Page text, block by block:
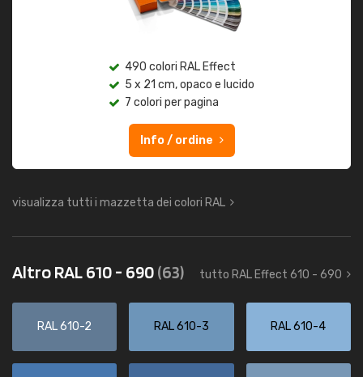
490 colori RAL Effect
5 x 21 cm, opaco e lucido
7 colori per pagina
Info / ordine
visualizza tutti i mazzetta dei colori RAL
Altro RAL 610 - 690(63) tutto RAL Effect 610 - 690
RAL 610-2 RAL 610-3 RAL 610-4